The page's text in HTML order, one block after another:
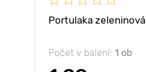
Portulaka zeleninová
Počet v balení: 1 ob